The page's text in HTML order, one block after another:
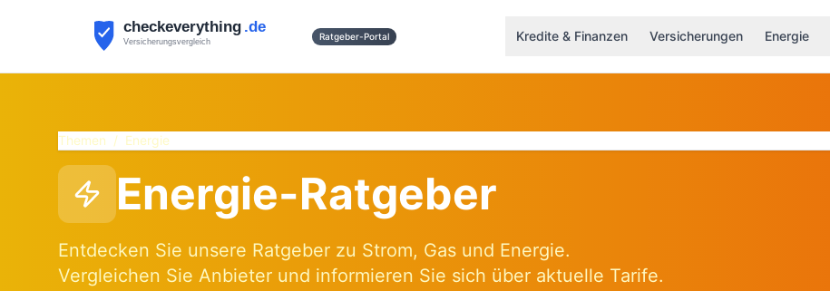
Ratgeber-Portal Kredite & Finanzen Versicherungen Energie
Themen / Energie
Energie-Ratgeber
Entdecken Sie unsere Ratgeber zu Strom, Gas und Energie.
Vergleichen Sie Anbieter und informieren Sie sich über aktuelle Tarife.